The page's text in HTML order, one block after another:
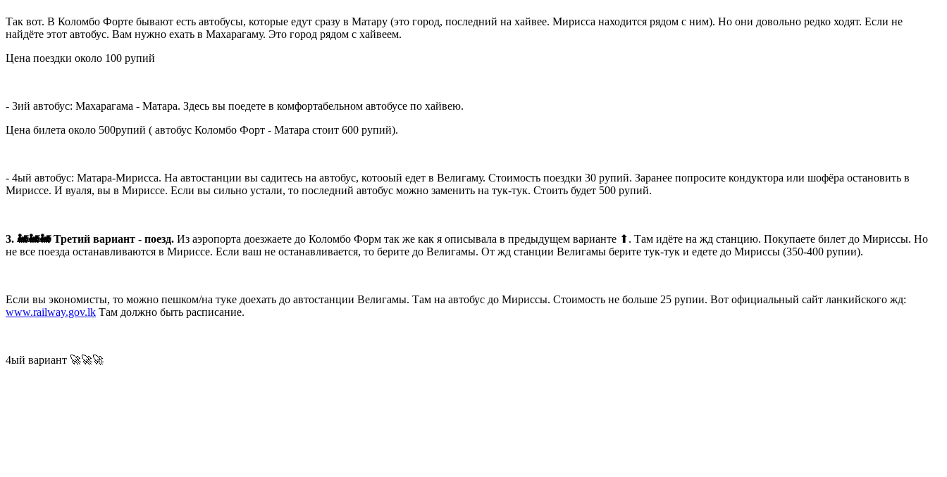
Так вот. В Коломбо Форте бывают есть автобусы, которые едут сразу в Матару (это город, последний на хайвее. Мирисса находится рядом с ним). Но они довольно редко ходят. Если не
найдёте этот автобус. Вам нужно ехать в Махарагаму. Это город рядом с хайвеем.
Цена поездки около 100 рупий
- 3ий автобус: Махарагама - Матара. Здесь вы поедете в комфортабельном автобусе по хайвею.
Цена билета около 500рупий ( автобус Коломбо Форт - Матара стоит 600 рупий).
- 4ый автобус: Матара-Мирисса. На автостанции вы садитесь на автобус, котооый едет в Велигаму. Стоимость поездки 30 рупий. Заранее попросите кондуктора или шофёра остановить в
Мириссе. И вуаля, вы в Мириссе. Если вы сильно устали, то последний автобус можно заменить на тук-тук. Стоить будет 500 рупий.
3. 🚂🚂🚂 Третий вариант - поезд. Из аэропорта доезжаете до Коломбо Форм так же как я описывала в предыдущем варианте ⬆. Там идёте на жд станцию. Покупаете билет до Мириссы. Но
не все поезда останавливаются в Мириссе. Если ваш не останавливается, то берите до Велигамы. От жд станции Велигамы берите тук-тук и едете до Мириссы (350-400 рупии).
Если вы экономисты, то можно пешком/на туке доехать до автостанции Велигамы. Там на автобус до Мириссы. Стоимость не больше 25 рупии. Вот официальный сайт ланкийского жд:
www.railway.gov.lk Там должно быть расписание.
4ый вариант 🚀🚀🚀